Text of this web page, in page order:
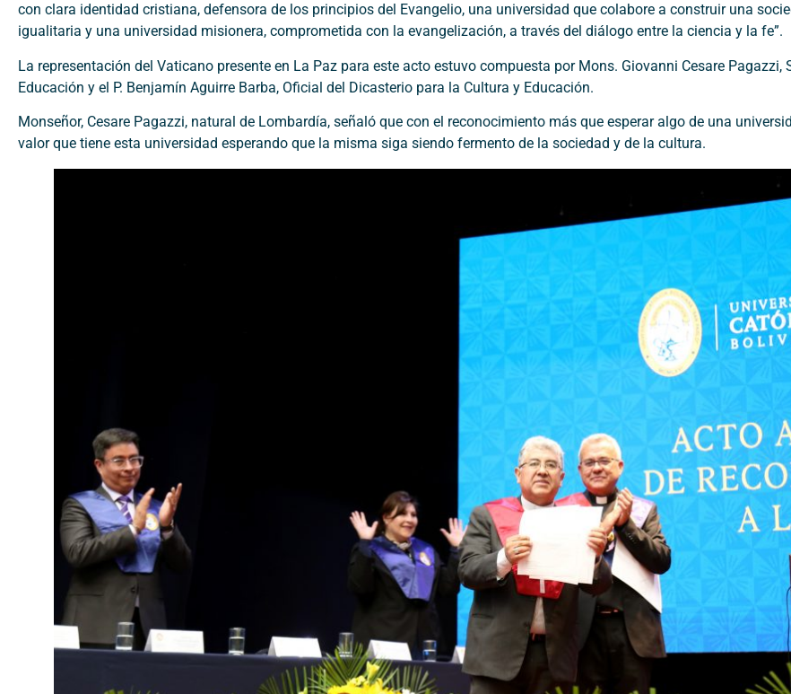
con clara identidad cristiana, defensora de los principios del Evangelio, una universidad que colabore a construir una
igualitaria y una universidad misionera, comprometida con la evangelización, a través del diálogo entre la ciencia y la fe”.
La representación del Vaticano presente en La Paz para este acto estuvo compuesta por Mons. Giovanni Cesare Pagazzi,
Educación y el P. Benjamín Aguirre Barba, Oficial del Dicasterio para la Cultura y Educación.
Monseñor, Cesare Pagazzi, natural de Lombardía, señaló que con el reconocimiento más que esperar algo de una
valor que tiene esta universidad esperando que la misma siga siendo fermento de la sociedad y de la cultura.